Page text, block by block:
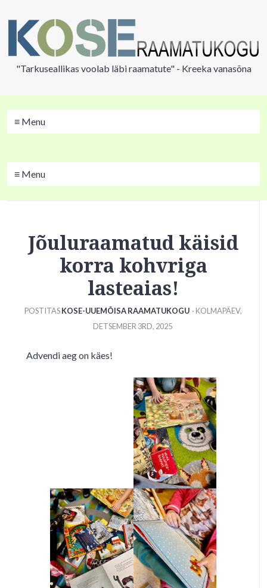
"Tarkuseallikas voolab läbi raamatute" - Kreeka vanasõna
≡ Menu
≡ Menu
Jõuluraamatud käisid
korra kohvriga
lasteaias!
POSTITASKOSE-UUEMÕISA RAAMATUKOGU · KOLMAPÄEV,
DETSEMBER 3RD, 2025
Advendi aeg on käes!